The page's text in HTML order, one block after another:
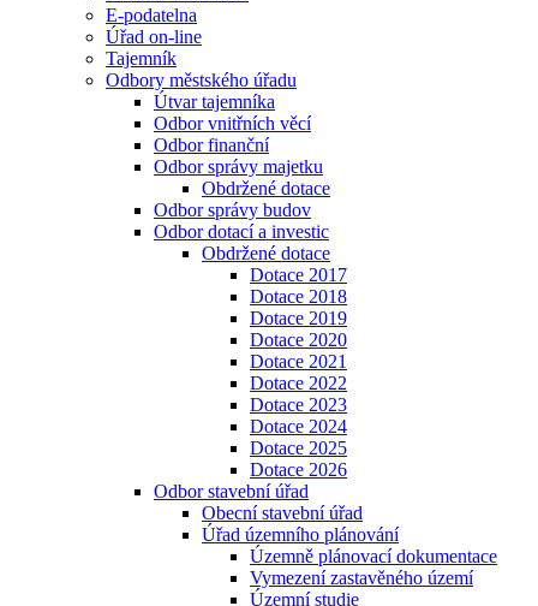
E-podatelna
Úřad on-line
Tajemník
Odbory městského úřadu
Útvar tajemníka
Odbor vnitřních věcí
Odbor finanční
Odbor správy majetku
Obdržené dotace
Odbor správy budov
Odbor dotací a investic
Obdržené dotace
Dotace 2017
Dotace 2018
Dotace 2019
Dotace 2020
Dotace 2021
Dotace 2022
Dotace 2023
Dotace 2024
Dotace 2025
Dotace 2026
Odbor stavební úřad
Obecní stavební úřad
Úřad územního plánování
Územně plánovací dokumentace
Vymezení zastavěného území
Územní studie